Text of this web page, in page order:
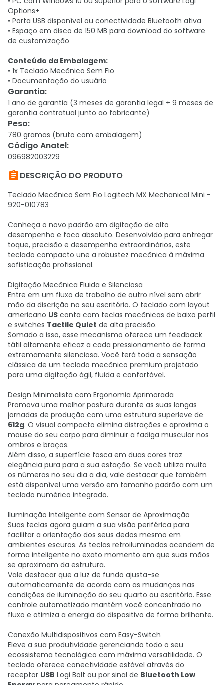
Options+
• Porta USB disponível ou conectividade Bluetooth ativa
• Espaço em disco de 150 MB para download do software
de customização
Conteúdo da Embalagem:
• 1x Teclado Mecânico Sem Fio
• Documentação do usuário
Garantia:
1 ano de garantia (3 meses de garantia legal + 9 meses de
garantia contratual junto ao fabricante)
Peso:
780 gramas (bruto com embalagem)
Código Anatel:
096982003229
DESCRIÇÃO DO PRODUTO
Teclado Mecânico Sem Fio Logitech MX Mechanical Mini -
920-010783
Conheça o novo padrão em digitação de alto
desempenho e foco absoluto. Desenvolvido para entregar
toque, precisão e desempenho extraordinários, este
teclado compacto une a robustez mecânica à máxima
sofisticação profissional.
Digitação Mecânica Fluida e Silenciosa
Entre em um fluxo de trabalho de outro nível sem abrir
mão da discrição no seu escritório. O teclado com layout
americano US conta com teclas mecânicas de baixo perfil
e switches Tactile Quiet de alta precisão.
Somado a isso, esse mecanismo oferece um feedback
tátil altamente eficaz a cada pressionamento de forma
extremamente silenciosa. Você terá toda a sensação
clássica de um teclado mecânico premium projetado
para uma digitação ágil, fluida e confortável.
Design Minimalista com Ergonomia Aprimorada
Promova uma melhor postura durante as suas longas
jornadas de produção com uma estrutura superleve de
612g. O visual compacto elimina distrações e aproxima o
mouse do seu corpo para diminuir a fadiga muscular nos
ombros e braços.
Além disso, a superfície fosca em duas cores traz
elegância pura para a sua estação. Se você utiliza muito
os números no seu dia a dia, vale destacar que também
está disponível uma versão em tamanho padrão com um
teclado numérico integrado.
Iluminação Inteligente com Sensor de Aproximação
Suas teclas agora guiam a sua visão periférica para
facilitar a orientação dos seus dedos mesmo em
ambientes escuros. As teclas retroiluminadas acendem de
forma inteligente no exato momento em que suas mãos
se aproximam da estrutura.
Vale destacar que a luz de fundo ajusta-se
automaticamente de acordo com as mudanças nas
condições de iluminação do seu quarto ou escritório. Esse
controle automatizado mantém você concentrado no
fluxo e otimiza a energia do dispositivo de forma brilhante.
Conexão Multidispositivos com Easy-Switch
Eleve a sua produtividade gerenciando todo o seu
ecossistema tecnológico com máxima versatilidade. O
teclado oferece conectividade estável através do
receptor USB Logi Bolt ou por sinal de Bluetooth Low